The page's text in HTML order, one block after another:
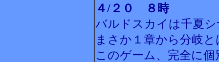
４/２０ ８時
バルドスカイは千夏
まさか１章から分岐
このゲーム、完全に